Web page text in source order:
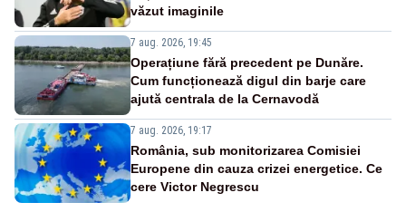
văzut imaginile
7 aug. 2026, 19:45
Operațiune fără precedent pe Dunăre.
Cum funcționează digul din barje care
ajută centrala de la Cernavodă
7 aug. 2026, 19:17
România, sub monitorizarea Comisiei
Europene din cauza crizei energetice. Ce
cere Victor Negrescu